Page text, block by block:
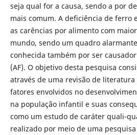
seja qual for a causa, sendo a por
mais comum. A deficiência de ferro
as carências por alimento com
mundo, sendo um quadro
conhecida também por ser
(AF). O objetivo desta pesquisa
através de uma revisão de
fatores envolvidos no
na população infantil e suas
como um estudo de caráter quali-
realizado por meio de uma